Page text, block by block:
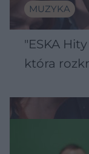
MUZYKA
"ESKA
która